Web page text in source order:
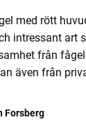
med rött
intressant art
från
även från
huvud bl...
Forsberg